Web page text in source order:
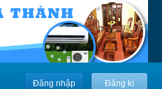
Đăng kí
Đăng nhập